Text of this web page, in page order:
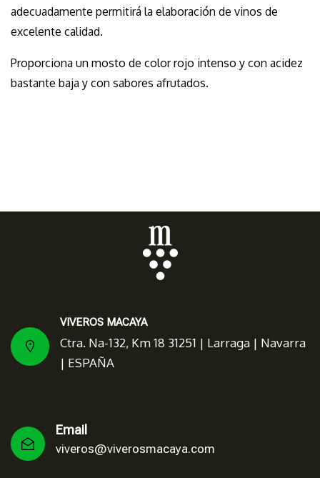
adecuadamente permitirá la elaboración de vinos de
excelente calidad.
Proporciona un mosto de color rojo intenso y con acidez
bastante baja y con sabores afrutados.
VIVEROS MACAYA
Ctra. Na-132, Km 18 31251 | Larraga | Navarra
| ESPAÑA
Email
viveros@viverosmacaya.com